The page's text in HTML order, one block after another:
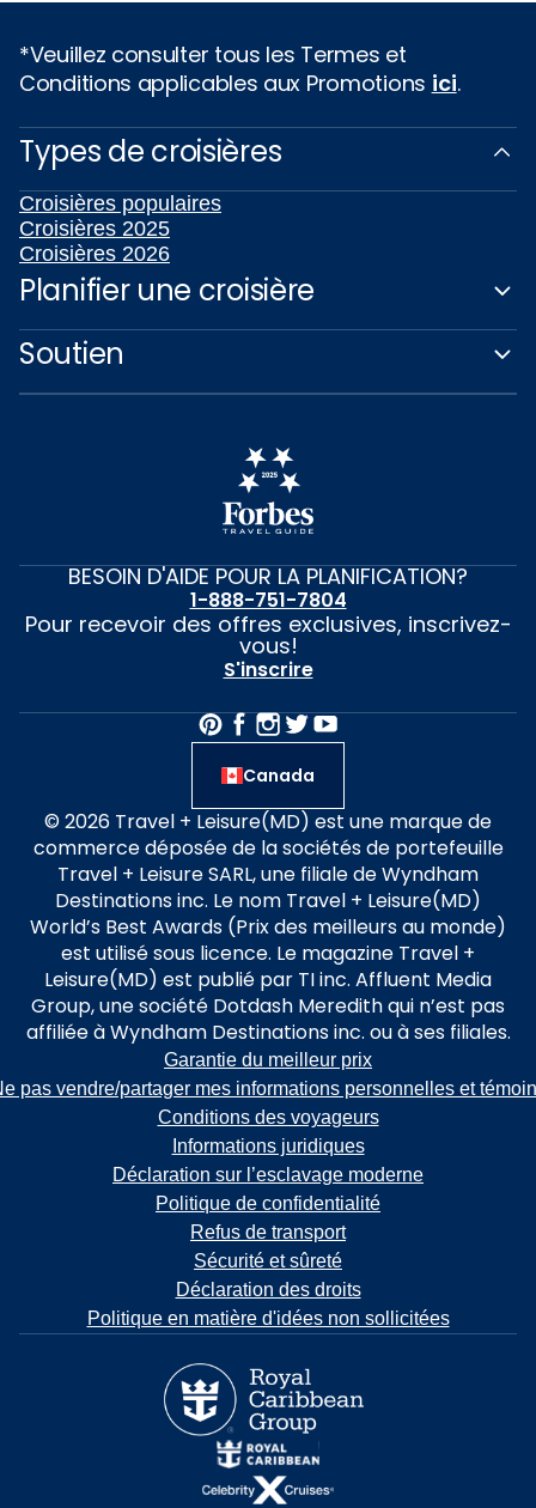
*Veuillez consulter tous les Termes et
Conditions applicables aux Promotions ici.
Types de croisières
Croisières populaires
Croisières 2025
Croisières 2026
Planifier une croisière
Soutien
BESOIN D'AIDE POUR LA PLANIFICATION?
1-888-751-7804
Pour recevoir des offres exclusives, inscrivez-
vous!
S'inscrire
Canada
© 2026 Travel + Leisure(MD) est une marque de
commerce déposée de la sociétés de portefeuille
Travel + Leisure SARL, une filiale de Wyndham
Destinations inc. Le nom Travel + Leisure(MD)
World’s Best Awards (Prix des meilleurs au monde)
est utilisé sous licence. Le magazine Travel +
Leisure(MD) est publié par TI inc. Affluent Media
Group, une société Dotdash Meredith qui n’est pas
affiliée à Wyndham Destinations inc. ou à ses filiales.
Garantie du meilleur prix
pas vendre/partager mes informations personnelles et
Conditions des voyageurs
Informations juridiques
Déclaration sur l’esclavage moderne
Politique de confidentialité
Refus de transport
Sécurité et sûreté
Déclaration des droits
Politique en matière d'idées non sollicitées